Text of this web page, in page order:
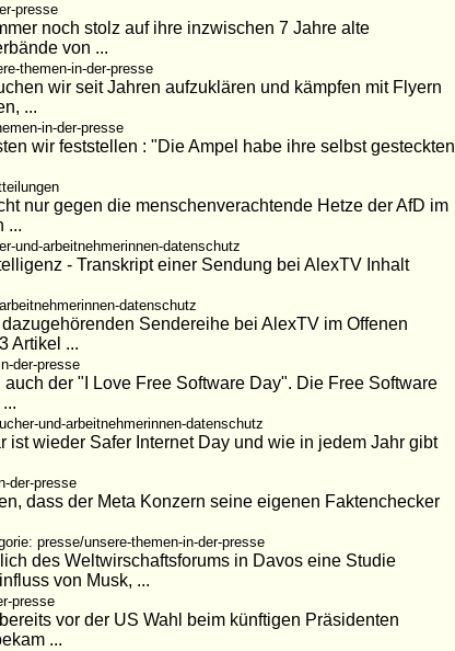
presse
noch stolz auf ihre inzwischen 7 Jahre alte
von ...
themen-in-der-presse
wir seit Jahren aufzuklären und kämpfen mit Flyern
...
in-der-presse
wir feststellen : "Die Ampel habe ihre selbst gesteckten
nur gegen die menschenverachtende Hetze der AfD im
...
und-arbeitnehmerinnen-datenschutz
- Transkript einer Sendung bei AlexTV Inhalt
datenschutz
Sendereihe bei AlexTV im Offenen
Artikel ...
der-presse
der "I Love Free Software Day". Die Free Software
und-arbeitnehmerinnen-datenschutz
wieder Safer Internet Day und wie in jedem Jahr gibt
der-presse
dass der Meta Konzern seine eigenen Faktenchecker
presse/unsere-themen-in-der-presse
des Weltwirschaftsforums in Davos eine Studie
von Musk, ...
presse
vor der US Wahl beim künftigen Präsidenten
...